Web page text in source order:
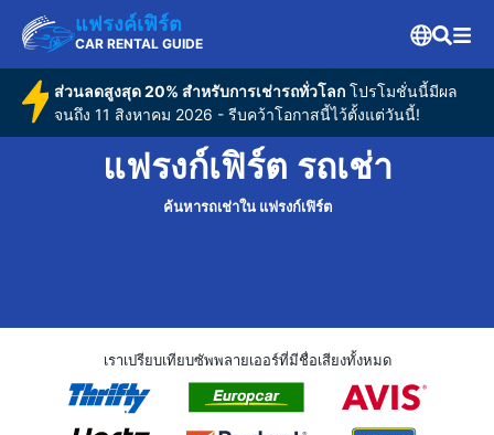
แฟรงค์เฟิร์ต
CAR RENTAL GUIDE
ส่วนลดสูงสุด 20% สำหรับการเช่ารถทั่วโลกโปรโมชั่นนี้มีผล
จนถึง 11 สิงหาคม 2026 - รีบคว้าโอกาสนี้ไว้ตั้งแต่วันนี้!
แฟรงก์เฟิร์ต รถเช่า
ค้นหารถเช่าใน แฟรงก์เฟิร์ต
เราเปรียบเทียบซัพพลายเออร์ที่มีชื่อเสียงทั้งหมด